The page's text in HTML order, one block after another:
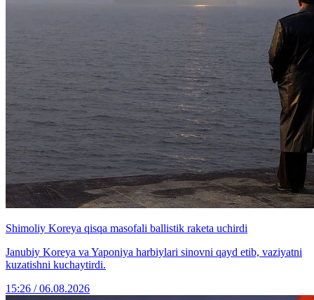
Shimoliy Koreya qisqa masofali ballistik raketa uchirdi
Janubiy Koreya va Yaponiya harbiylari sinovni qayd etib, vaziyatni
kuzatishni kuchaytirdi.
15:26 / 06.08.2026